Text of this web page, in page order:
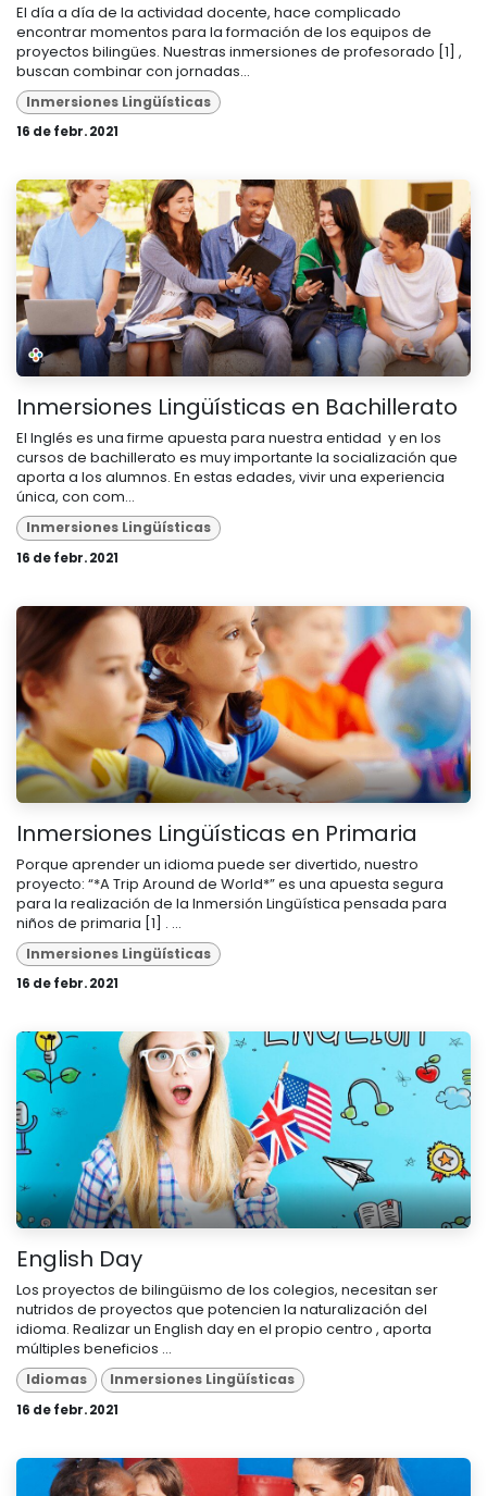
El día a día de la actividad docente, hace complicado
encontrar momentos para la formación de los equipos de
proyectos bilingües. Nuestras inmersiones de profesorado [1] ,
buscan combinar con jornadas...
Inmersiones Lingüísticas
16 de febr. 2021
Inmersiones Lingüísticas en Bachillerato
El Inglés es una firme apuesta para nuestra entidad y en los
cursos de bachillerato es muy importante la socialización que
aporta a los alumnos. En estas edades, vivir una experiencia
única, con com...
Inmersiones Lingüísticas
16 de febr. 2021
Inmersiones Lingüísticas en Primaria
Porque aprender un idioma puede ser divertido, nuestro
proyecto: “*A Trip Around de World*” es una apuesta segura
para la realización de la Inmersión Lingüística pensada para
niños de primaria [1] . ...
Inmersiones Lingüísticas
16 de febr. 2021
English Day
Los proyectos de bilingüismo de los colegios, necesitan ser
nutridos de proyectos que potencien la naturalización del
idioma. Realizar un English day en el propio centro , aporta
múltiples beneficios ...
Idiomas Inmersiones Lingüísticas
16 de febr. 2021